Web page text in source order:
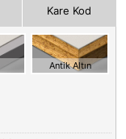
Kare Kod
Antik Altın